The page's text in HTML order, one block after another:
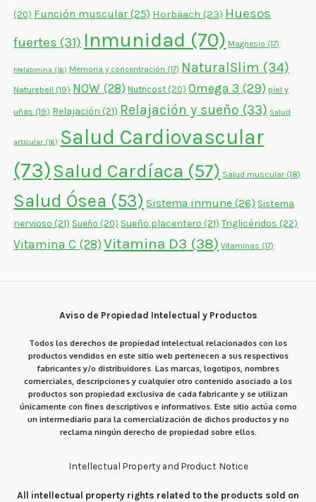
(20) Función muscular (25) Horbäach (23) Huesos
fuertes (31) Inmunidad (70) Magnesio (17)
Melatonina (16) Memoria y concentración (17) NaturalSlim (34)
Naturebell (19) NOW (28) Nutricost (20) Omega 3 (29) piel y
uñas (19) Relajación (21) Relajación y sueño (33) Salud
articular (16) Salud Cardiovascular
(73)Salud Cardíaca (57) Salud muscular(18)
Salud Ósea (53) Sistema inmune (26) Sistema
nervioso (21) Sueño (20) Sueño placentero (21) Triglicéridos (22)
Vitamina C (28) Vitamina D3 (38) Vitaminas (17)
Aviso de Propiedad Intelectual y Productos
Todos los derechos de propiedad intelectual relacionados con los
productos vendidos en este sitio web pertenecen a sus respectivos
fabricantes y/o distribuidores. Las marcas, logotipos, nombres
comerciales, descripciones y cualquier otro contenido asociado a los
productos son propiedad exclusiva de cada fabricante y se utilizan
únicamente con fines descriptivos e informativos. Este sitio actúa como
un intermediario para la comercialización de dichos productos y no
reclama ningún derecho de propiedad sobre ellos.
Intellectual Property and Product Notice
All intellectual property rights related to the products sold on